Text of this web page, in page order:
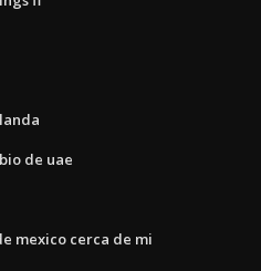
de uae
mexico cerca de mi